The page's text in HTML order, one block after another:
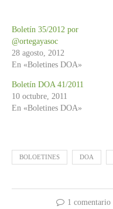
Boletín 35/2012 por
@ortegayasoc
28 agosto, 2012
En «Boletines DOA»
Boletín DOA 41/2011
10 octubre, 2011
En «Boletines DOA»
BOLOETINES DOA
1 comentario